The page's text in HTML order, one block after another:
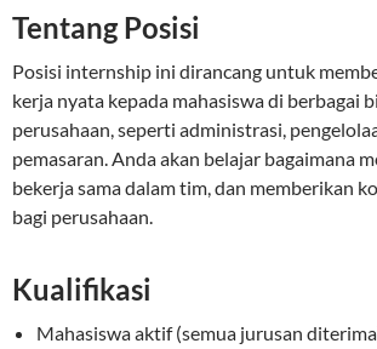
Tentang Posisi
Posisi internship ini dirancang untuk
kerja nyata kepada mahasiswa di berbagai
perusahaan, seperti administrasi,
pemasaran. Anda akan belajar bagaimana
bekerja sama dalam tim, dan memberikan
bagi perusahaan.
Kualifikasi
Mahasiswa aktif (semua jurusan